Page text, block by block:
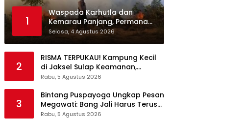
1
Waspada Karhutla dan
Kemarau Panjang, Permana
Irmansyah Tekankan Mitigasi
Berbasis Komunitas
Selasa, 4 Agustus 2026
2
RISMA TERPUKAU! Kampung Kecil
di Jaksel Sulap Keamanan,
Sampah, hingga Ketahanan
Rabu, 5 Agustus 2026
3
Bintang Puspayoga Ungkap Pesan
Megawati: Bang Jali Harus Terus
Dipantau dan Dikembangkan
Rabu, 5 Agustus 2026